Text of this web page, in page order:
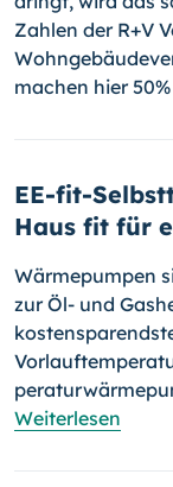
Zahlen der R+V
machen hier
EE-fit-
Haus fit für
Wärmepumpen
zur Öl- und
Weiterlesen